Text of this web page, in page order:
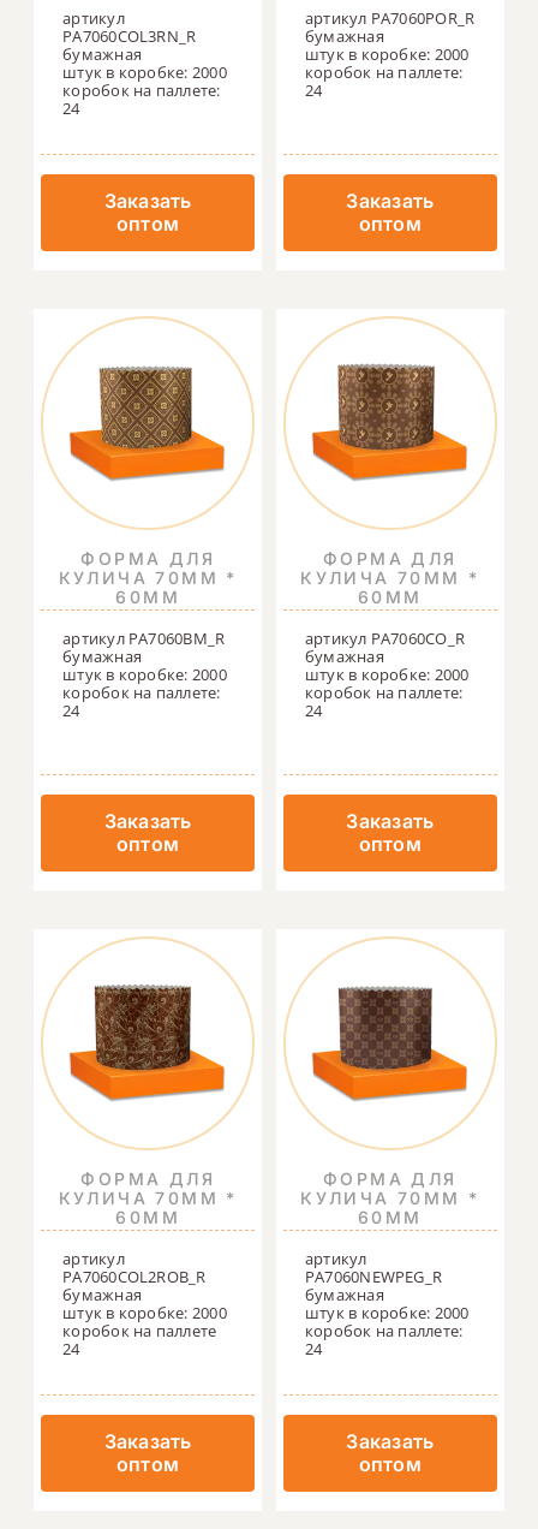
артикул
PA7060COL3RN_R
бумажная
штук в коробке: 2000
коробок на паллете:
24
Заказать
оптом
артикул PA7060POR_R
бумажная
штук в коробке: 2000
коробок на паллете:
24
Заказать
оптом
ФОРМА ДЛЯ
КУЛИЧА 70ММ *
60ММ
артикул PA7060BM_R
бумажная
штук в коробке: 2000
коробок на паллете:
24
Заказать
оптом
ФОРМА ДЛЯ
КУЛИЧА 70ММ *
60ММ
артикул PA7060CO_R
бумажная
штук в коробке: 2000
коробок на паллете:
24
Заказать
оптом
ФОРМА ДЛЯ
КУЛИЧА 70ММ *
60ММ
артикул
PA7060COL2ROB_R
бумажная
штук в коробке: 2000
коробок на паллете
24
Заказать
оптом
ФОРМА ДЛЯ
КУЛИЧА 70ММ *
60ММ
артикул
PA7060NEWPEG_R
бумажная
штук в коробке: 2000
коробок на паллете:
24
Заказать
оптом